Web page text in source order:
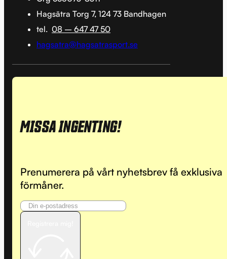
Hagsätra Torg 7, 124 73 Bandhagen
tel. 08 – 647 47 50
hagsatra@hagsatrasport.se
MISSA INGENTING!
Prenumerera på vårt nyhetsbrev få exklusiva
förmåner.